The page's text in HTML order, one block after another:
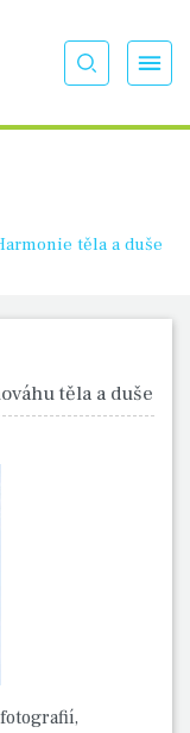
těla a duše
těla a duše